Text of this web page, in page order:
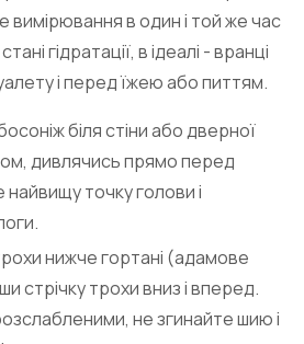
вимірювання в один і той же час
гідратації, в ідеалі - вранці
і перед їжею або питтям.
біля стіни або дверної
дивлячись прямо перед
точку голови і
нижче гортані (адамове
стрічку трохи вниз і вперед.
не згинайте шию і